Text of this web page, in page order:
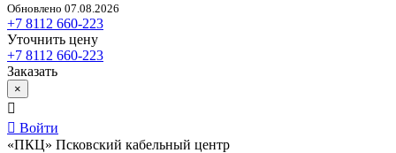
Обновлено 07.08.2026
+7 8112 660-223
Уточнить цену
+7 8112 660-223
Заказать
×
Войти
«ПКЦ» Псковский кабельный центр